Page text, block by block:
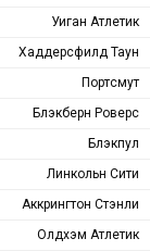
Уиган Атлетик
Хаддерсфилд Таун
Портсмут
Блэкберн Роверс
Блэкпул
Линкольн Сити
Аккрингтон Стэнли
Олдхэм Атлетик